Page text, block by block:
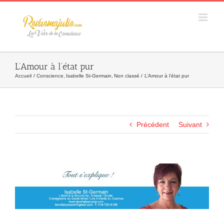
Skip
L’Amour à l’état pur
Accueil Conscience Isabelle St-Germain Non classé L’Amour à l’état pur
Précédent Suivant